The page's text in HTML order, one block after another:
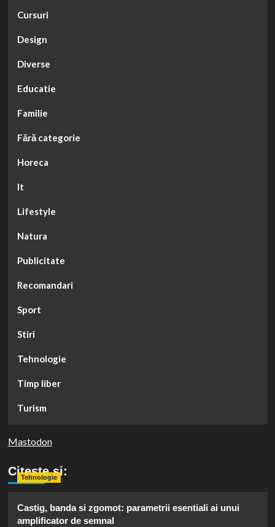
Cursuri
Design
Diverse
Educatie
Familie
Fără categorie
Horeca
It
Lifestyle
Natura
Publicitate
Recomandari
Sport
Stiri
Tehnologie
Timp liber
Turism
Mastodon
Citeste si:
Tehnologie
Castig, banda si zgomot: parametrii esentiali ai unui
amplificator de semnal